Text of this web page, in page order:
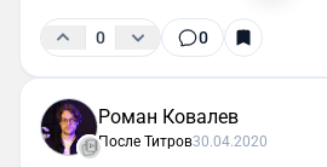
0 0
Роман Ковалев
После Титров30.04.2020